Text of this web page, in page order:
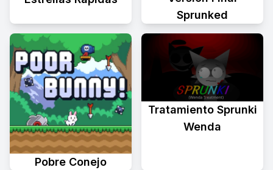
Sprunked
Pobre Conejo
Tratamiento Sprunki
Wenda